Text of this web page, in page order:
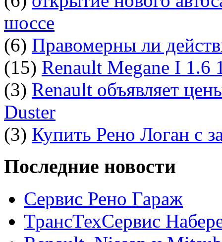
шоссе
(6) Правомерны ли
(15) Renault Megane I 1.6
(3) Renault объявляет
Duster
(3) Купить Рено Логан с
Последние новости
Сервис Рено Гараж
ТрансТехСервис